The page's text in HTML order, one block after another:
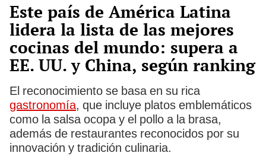
Este país de América Latina
lidera la lista de las mejores
cocinas del mundo: supera a
EE. UU. y China, según ranking
El reconocimiento se basa en su rica
gastronomía, que incluye platos emblemáticos
como la salsa ocopa y el pollo a la brasa,
además de restaurantes reconocidos por su
innovación y tradición culinaria.